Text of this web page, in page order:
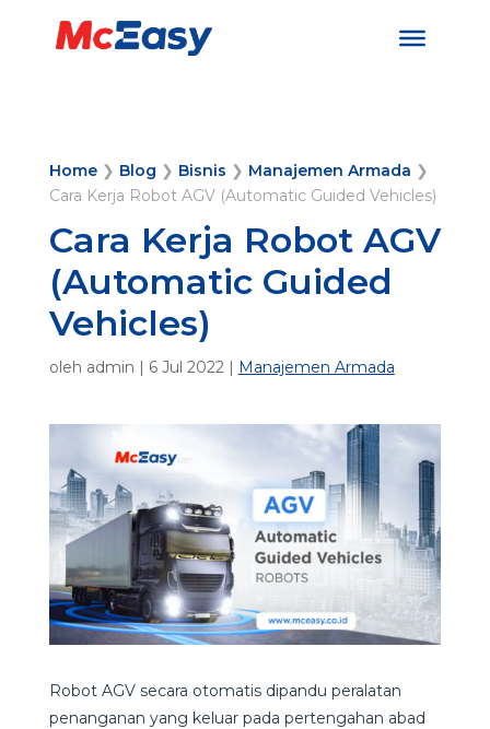
Home❯ Blog ❯ Bisnis ❯ Manajemen Armada ❯
Cara Kerja Robot AGV (Automatic Guided Vehicles)
Cara Kerja Robot AGV
(Automatic Guided
Vehicles)
oleh admin | 6 Jul 2022| Manajemen Armada
Robot AGV secara otomatis dipandu peralatan
penanganan yang keluar pada pertengahan abad